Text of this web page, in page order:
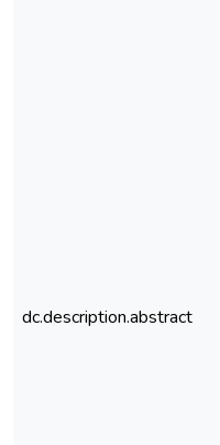
dc.description.abstract